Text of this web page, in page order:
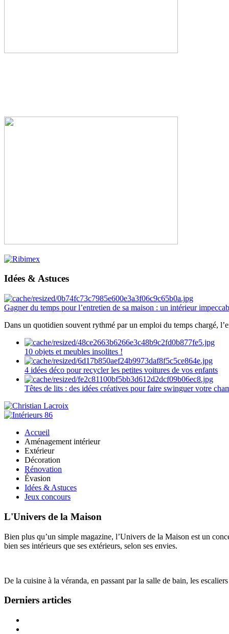
Idées & Astuces
Gagner du temps pour l’entretien de sa maison : un intérieur
Dans un quotidien souvent rythmé par un emploi du temps chargé,
10 objets et meubles insolites !
4 idées déco pour recycler les petites voitures de vos enfants
Têtes de lits : des idées créatives pour faire swinguer votre
Accueil
Aménagement intérieur
Extérieur
Décoration
Rénovation
Évasion
Idées & Astuces
Jeux concours
L'Univers de la Maison
Bien plus qu’un simple magazine, l’Univers de la Maison est un
bien ses intérieurs que ses extérieurs, selon ses envies.
De la cuisine à la véranda, en passant par la salle de bain, les
Derniers articles